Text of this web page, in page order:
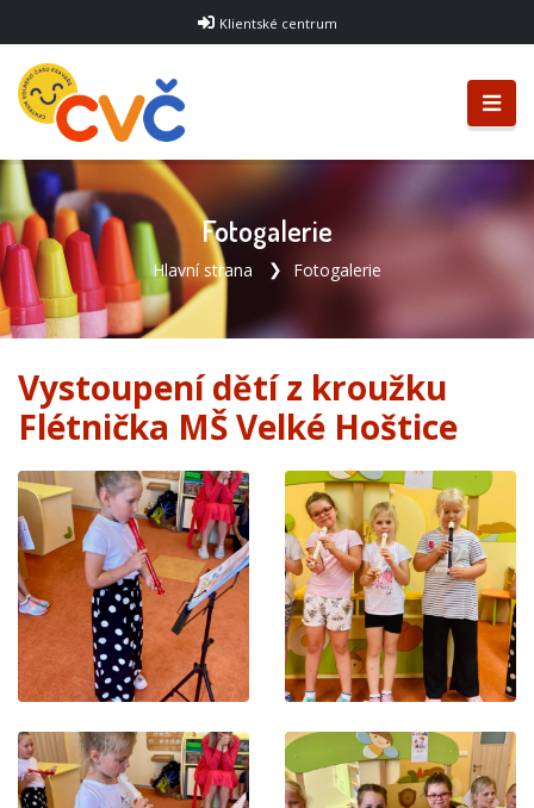
Klientské centrum
Fotogalerie
Hlavní strana Fotogalerie
Vystoupení dětí z kroužku
Flétnička MŠ Velké Hoštice